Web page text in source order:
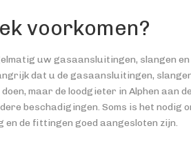
voorkomen?
uw gasaansluitingen, slangen
dat u de gasaansluitingen,
maar de loodgieter in Alphen aan
beschadigingen. Soms is het nodig
de fittingen goed aangesloten zijn.